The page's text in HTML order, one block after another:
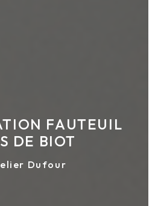
FAUTEUIL
DE BIOT
Dufour